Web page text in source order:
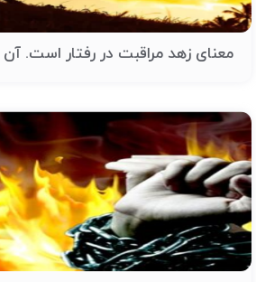
معنای زهد مراقبت در رفتار است.